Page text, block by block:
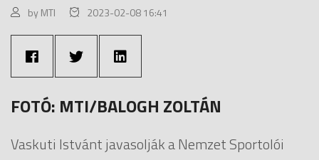
by MTI 2023-02-08 16:41
FOTÓ: MTI/BALOGH ZOLTÁN
Vaskuti Istvánt javasolják a Nemzet Sportolói